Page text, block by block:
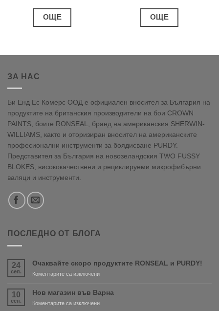
ОЩЕ ОЩЕ
ЗА НАС
Би Енд Ес Комерс ООД е официален вносител за България на
продуктите на британския производители на бои CROWN
PAINTS, боите RONSEAL, бранд на американския SHERWIN-
WILLIAMS, както и оторизиран вносител на американските
професионални инструменти за боядисване PURDY.
Представител за България на новозеландския TWO FUSSY
BLOKES, висококачествени и рециклируеми микрофибърни
валяци и инструменти.
ПОСЛЕДНО ОТ БЛОГА
24
сеп.
Очаквайте скоро продуктите RONSEAL и PURDY!
Коментарите са изключениза
продуктите
RONSEAL
10
сеп.
Нов магазин във Варна
Коментарите са изключениза